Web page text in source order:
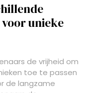
unieke
de vrijheid om
toe te passen
de langzame